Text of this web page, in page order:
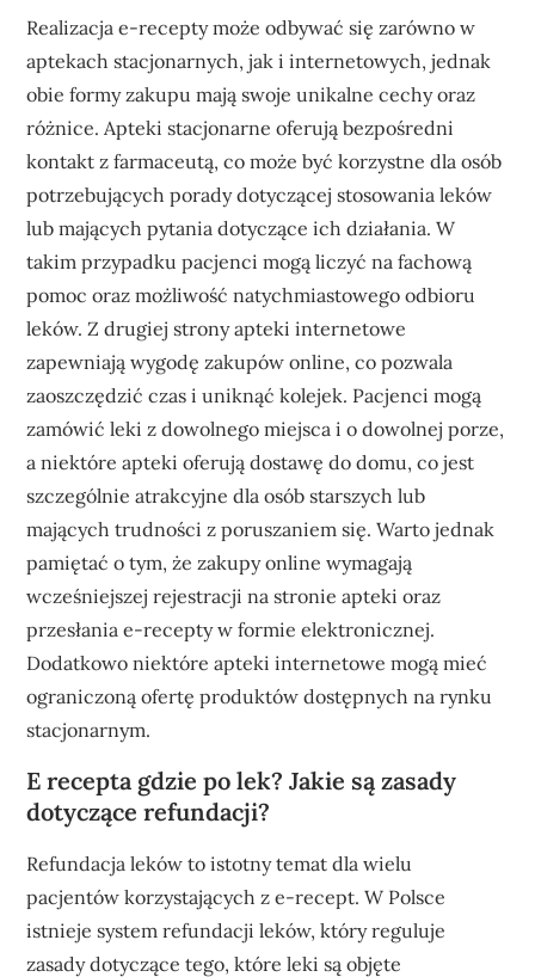
Realizacja e-recepty może odbywać się zarówno w
aptekach stacjonarnych, jak i internetowych, jednak
obie formy zakupu mają swoje unikalne cechy oraz
różnice. Apteki stacjonarne oferują bezpośredni
kontakt z farmaceutą, co może być korzystne dla osób
potrzebujących porady dotyczącej stosowania leków
lub mających pytania dotyczące ich działania. W
takim przypadku pacjenci mogą liczyć na fachową
pomoc oraz możliwość natychmiastowego odbioru
leków. Z drugiej strony apteki internetowe
zapewniają wygodę zakupów online, co pozwala
zaoszczędzić czas i uniknąć kolejek. Pacjenci mogą
zamówić leki z dowolnego miejsca i o dowolnej porze,
a niektóre apteki oferują dostawę do domu, co jest
szczególnie atrakcyjne dla osób starszych lub
mających trudności z poruszaniem się. Warto jednak
pamiętać o tym, że zakupy online wymagają
wcześniejszej rejestracji na stronie apteki oraz
przesłania e-recepty w formie elektronicznej.
Dodatkowo niektóre apteki internetowe mogą mieć
ograniczoną ofertę produktów dostępnych na rynku
stacjonarnym.
E recepta gdzie po lek? Jakie są zasady
dotyczące refundacji?
Refundacja leków to istotny temat dla wielu
pacjentów korzystających z e-recept. W Polsce
istnieje system refundacji leków, który reguluje
zasady dotyczące tego, które leki są objęte